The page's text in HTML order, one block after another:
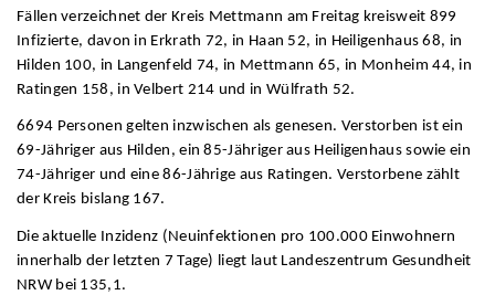
Fällen verzeichnet der Kreis Mettmann am Freitag kreisweit 899
Infizierte, davon in Erkrath 72, in Haan 52, in Heiligenhaus 68, in
Hilden 100, in Langenfeld 74, in Mettmann 65, in Monheim 44, in
Ratingen 158, in Velbert 214 und in Wülfrath 52.
6694 Personen gelten inzwischen als genesen. Verstorben ist ein
69-Jähriger aus Hilden, ein 85-Jähriger aus Heiligenhaus sowie ein
74-Jähriger und eine 86-Jährige aus Ratingen. Verstorbene zählt
der Kreis bislang 167.
Die aktuelle Inzidenz (Neuinfektionen pro 100.000 Einwohnern
innerhalb der letzten 7 Tage) liegt laut Landeszentrum Gesundheit
NRW bei 135,1.